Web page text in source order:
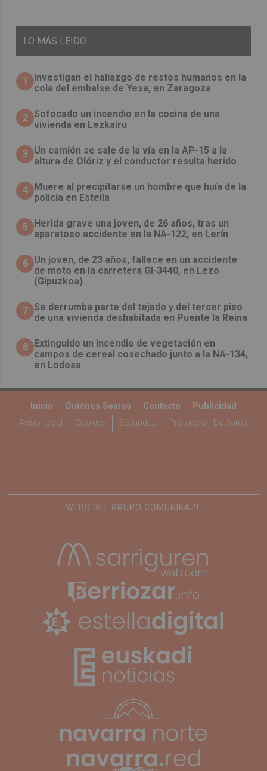
LO MÁS LEIDO
1
Investigan el hallazgo de restos humanos en la
cola del embalse de Yesa, en Zaragoza
2 Sofocado un incendio en la cocina de una
vivienda en Lezkairu
3
Un camión se sale de la vía en la AP-15 a la
altura de Olóriz y el conductor resulta herido
4
Muere al precipitarse un hombre que huía de la
policía en Estella
5
Herida grave una joven, de 26 años, tras un
aparatoso accidente en la NA-122, en Lerín
6 Un joven, de 23 años, fallece en un accidente
de moto en la carretera GI-3440, en Lezo
(Gipuzkoa)
7 Se derrumba parte del tejado y del tercer piso
de una vivienda deshabitada en Puente la Reina
8
Extinguido un incendio de vegetación en
campos de cereal cosechado junto a la NA-134,
en Lodosa
Inicio Quiénes Somos Contacto
Publicidad
Aviso Legal
Cookies Seguridad Protección De Datos
WEBS DEL GRUPO COMUNIKAZE